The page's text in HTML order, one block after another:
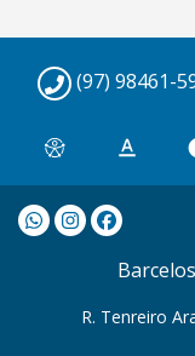
(97) 98461-
R. Tenreiro